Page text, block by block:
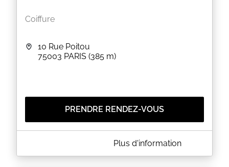
Coiffure
10 Rue Poitou
75003 PARIS (385 m)
PRENDRE RENDEZ-VOUS
L' Appart est un salon de coiffure situé au 10 rue
Plus d'information